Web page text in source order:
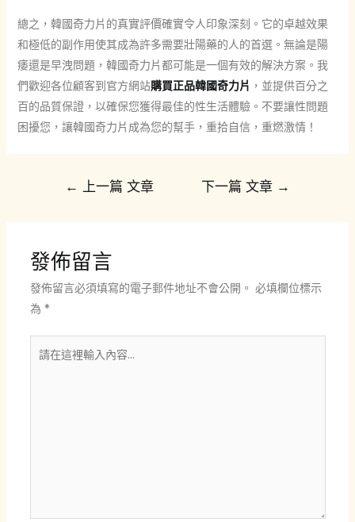
總之，韓國奇力片的真實評價確實令人印象深刻。它的卓越效果
和極低的副作用使其成為許多需要壯陽藥的人的首選。無論是陽
痿還是早洩問題，韓國奇力片都可能是一個有效的解決方案。我
們歡迎各位顧客到官方網站購買正品韓國奇力片 ，並提供百分之
百的品質保證，以確保您獲得最佳的性生活體驗。不要讓性問題
困擾您，讓韓國奇力片成為您的幫手，重拾自信，重燃激情！
← 上一篇 文章 下一篇 文章 →
發佈留言
發佈留言必須填寫的電子郵件地址不會公開。 必填欄位標示
為 *